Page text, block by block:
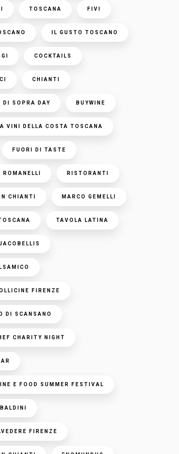
TOSCANA FIVI
IL GUSTO TOSCANO
COCKTAILS
CHIANTI
DI SOPRA DAY BUYWINE
VINI DELLA COSTA TOSCANA
FUORI DI TASTE
ROMANELLI RISTORANTI
CHIANTI MARCO GEMELLI
TAVOLA LATINA
FIRENZE
DI SCANSANO
CHARITY NIGHT
E FOOD SUMMER FESTIVAL
FIRENZE